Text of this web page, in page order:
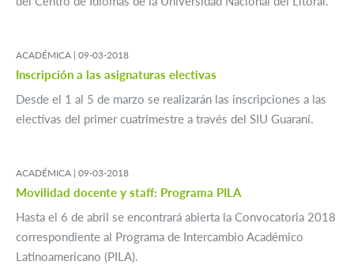
ACADÉMICA | 09-03-2018
Inscripción a las asignaturas electivas
Desde el 1 al 5 de marzo se realizarán las inscripciones a las
electivas del primer cuatrimestre a través del SIU Guaraní.
ACADÉMICA | 09-03-2018
Movilidad docente y staff: Programa PILA
Hasta el 6 de abril se encontrará abierta la Convocatoria 2018
correspondiente al Programa de Intercambio Académico
Latinoamericano (PILA).